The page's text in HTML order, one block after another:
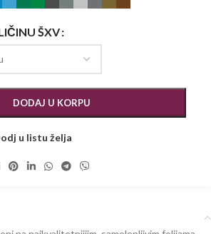
ŠXV
DODAJ U KORPU
u listu želja